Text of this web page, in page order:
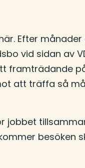
Efter månader
vid sidan av
framträdande
att träffa så
besöken